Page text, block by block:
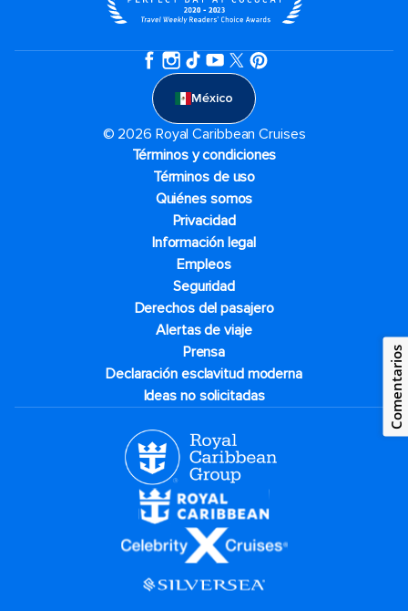
México
© 2026 Royal Caribbean Cruises
Términos y condiciones
Términos de uso
Quiénes somos
Privacidad
Información legal
Empleos
Seguridad
Derechos del pasajero
Alertas de viaje
Prensa
Declaración esclavitud moderna
Ideas no solicitadas
Comentarios